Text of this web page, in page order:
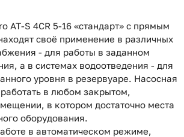
AT-S 4CR 5-16 «стандарт» с прямым
своё применение в различных
- для работы в заданном
а в системах водоотведения - для
уровня в резервуаре. Насосная
в любом закрытом,
в котором достаточно места
оборудования.
в автоматическом режиме,